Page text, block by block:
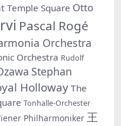
Temple Square Otto
Pascal Rogé
Orchestra
Orchestra Rudolf
Stephan
HollowayThe
Tonhalle-Orchester
Philharmoniker 王